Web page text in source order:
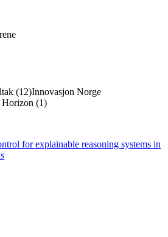
(12)Innovasjon Norge
(1)
for explainable reasoning systems in